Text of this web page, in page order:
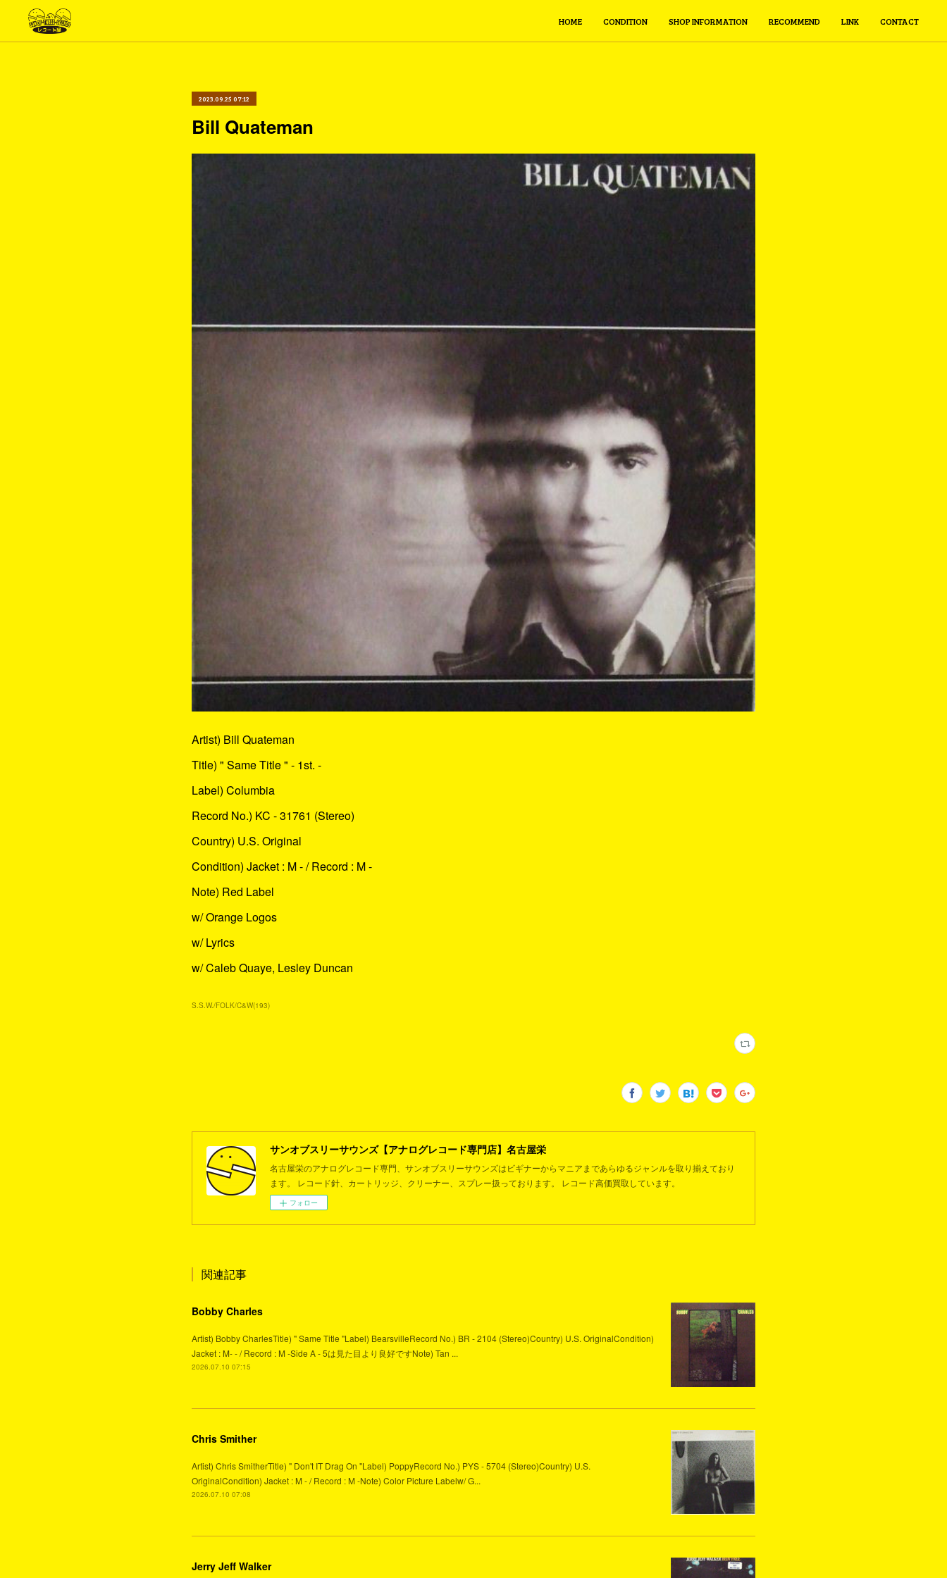
HOME CONDITION SHOP INFORMATION RECOMMEND LINK CONTACT
2023.09.25 07:12
Bill Quateman
Artist) Bill Quateman
Title) " Same Title " - 1st. -
Label) Columbia
Record No.) KC - 31761 (Stereo)
Country) U.S. Original
Condition) Jacket : M - / Record : M -
Note) Red Label
w/ Orange Logos
w/ Lyrics
w/ Caleb Quaye, Lesley Duncan
S.S.W./FOLK/C&W(193)
サンオブスリーサウンズ【アナログレコード専門店】名古屋栄
名古屋栄のアナログレコード専門、サンオブスリーサウンズはビギナーからマニアまであらゆるジャンルを取り揃えており
ます。 レコード針、カートリッジ、クリーナー、スプレー扱っております。 レコード高価買取しています。
フォロー
関連記事
Bobby Charles
Artist) Bobby CharlesTitle) " Same Title "Label) BearsvilleRecord No.) BR - 2104 (Stereo)Country) U.S. OriginalCondition)
Jacket : M- - / Record : M -Side A - 5は見た目より良好ですNote) Tan ...
2026.07.10 07:15
Chris Smither
Artist) Chris SmitherTitle) " Don't IT Drag On "Label) PoppyRecord No.) PYS - 5704 (Stereo)Country) U.S.
OriginalCondition) Jacket : M - / Record : M -Note) Color Picture Labelw/ G...
2026.07.10 07:08
Jerry Jeff Walker